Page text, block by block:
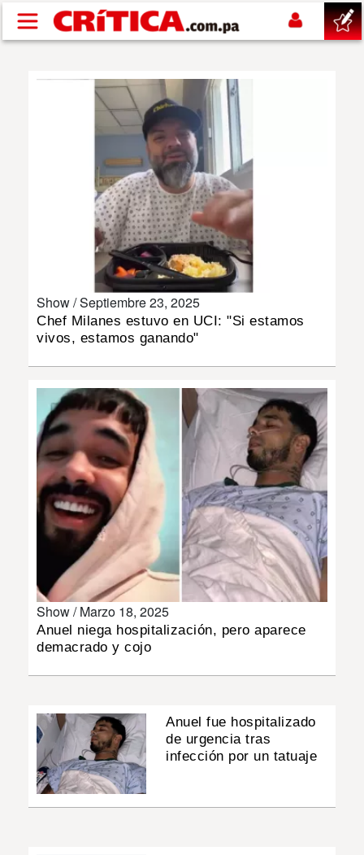
Pasar al contenido principal
DEPORTES
INSÓLITAS
MULTIMEDIA
IMPRESO
Show /Septiembre 23, 2025
Chef Milanes estuvo en UCI: "Si estamos
vivos, estamos ganando"
Show /Marzo 18, 2025
Anuel niega hospitalización, pero aparece
demacrado y cojo
Anuel fue hospitalizado
de urgencia tras
infección por un tatuaje